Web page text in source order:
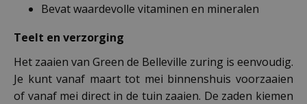
Bevat waardevolle vitaminen en mineralen
Teelt en verzorging
Het zaaien van Green de Belleville zuring is eenvoudig.
Je kunt vanaf maart tot mei binnenshuis voorzaaien
of vanaf mei direct in de tuin zaaien. De zaden kiemen